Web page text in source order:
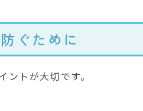
ぐために
トが大切です。